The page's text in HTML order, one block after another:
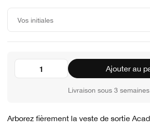
Ajouter au
Livraison sous 3 semaines
Arborez fièrement la veste de sortie